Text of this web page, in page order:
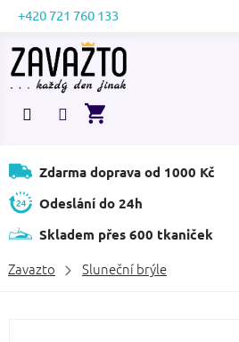
Přejít
obsah
+420 721 760 133
NÁKUPNÍ
Zdarma doprava od 1000 Kč
Odeslání do 24h
Skladem přes 600 tkaniček
Zavazto Sluneční brýle